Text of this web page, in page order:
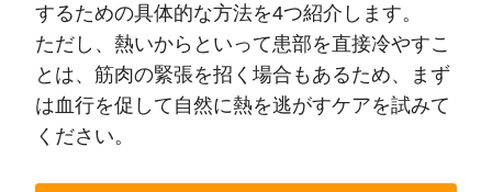
するための具体的な方法を4つ紹介します。
ただし、熱いからといって患部を直接冷やすこ
とは、筋肉の緊張を招く場合もあるため、まず
は血行を促して自然に熱を逃がすケアを試みて
ください。